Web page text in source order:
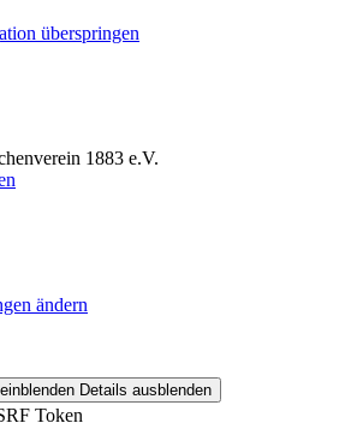
überspringen
1883 e.V.
ändern
Details ausblenden
Token